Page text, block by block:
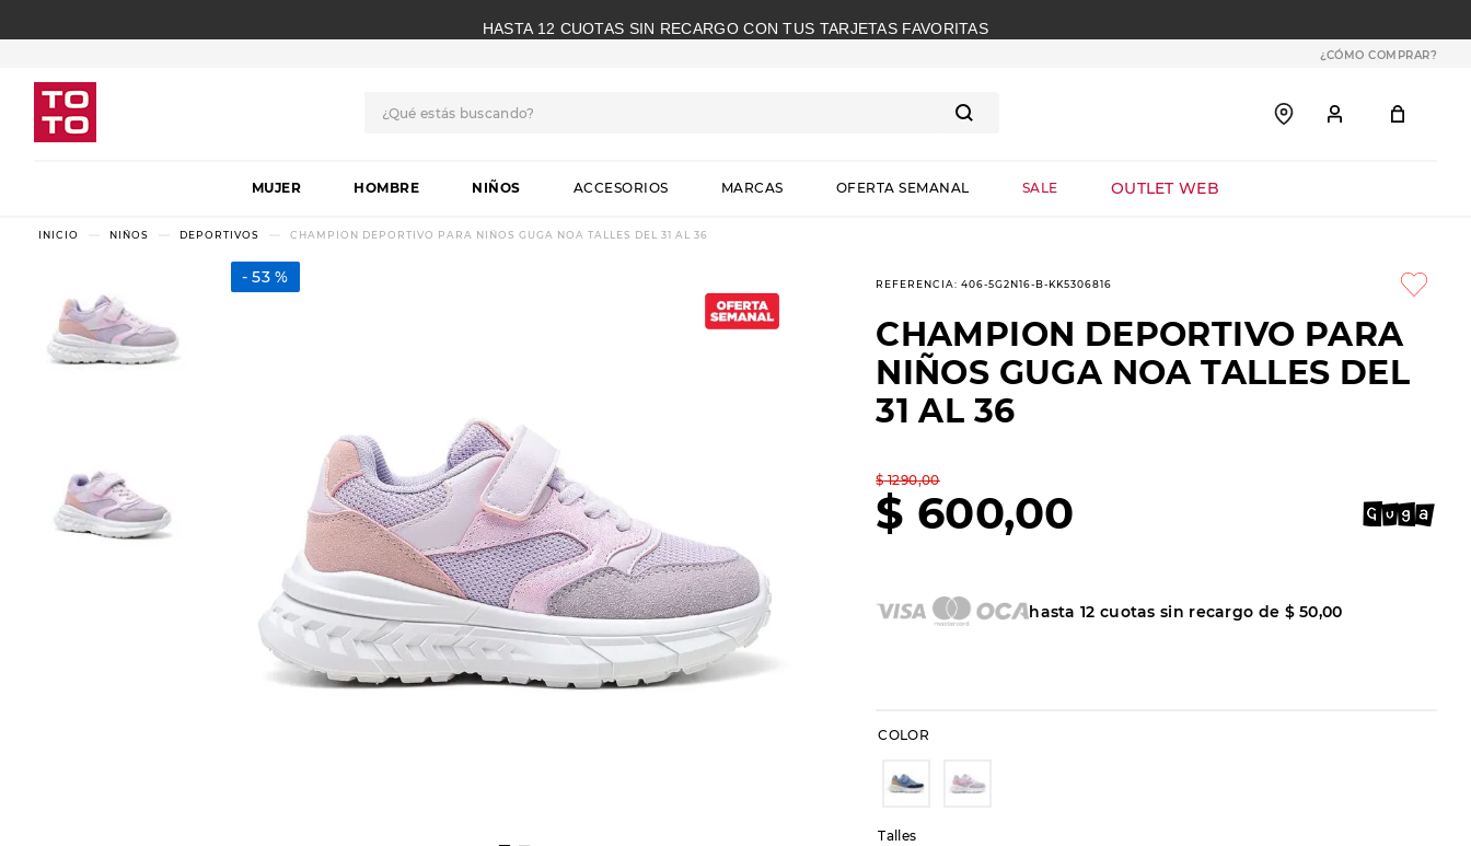
HASTA 12 CUOTAS SIN RECARGO CON TUS TARJETAS FAVORITAS
¿CÓMO COMPRAR?
MUJER HOMBRE NIÑOS ACCESORIOS MARCAS OFERTA SEMANAL SALE OUTLET WEB
NIÑOS DEPORTIVOS CHAMPION DEPORTIVO PARA NIÑOS GUGA NOA TALLES DEL 31 AL 36
53 % REFERENCIA:406-5G2N16-B-KK5306816
CHAMPION DEPORTIVO PARA
NIÑOS GUGA NOA TALLES DEL
31 AL 36
$ 1290,00
$ 600,00
hasta12 cuotas sin recargo de $ 50,00
COLOR
Talles
1.
botas
2.
skechers
3.
hitec
slip-ins
botas dama